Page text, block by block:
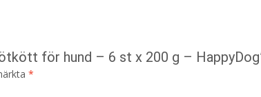
för hund – 6 st x 200 g –
*